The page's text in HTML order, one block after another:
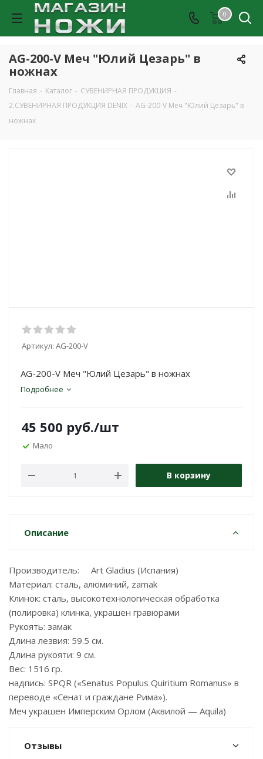
0
AG-200-V Меч "Юлий Цезарь" в
ножнах
Главная - Каталог - СУВЕНИРНАЯ ПРОДУКЦИЯ -
2.СУВЕНИРНАЯ ПРОДУКЦИЯ DENIX - AG-200-V Меч "Юлий Цезарь" в
ножнах
Артикул: AG-200-V
AG-200-V Меч "Юлий Цезарь" в ножнах
Подробнее
45 500 руб./шт
Мало
В корзину
Описание
Производитель: Art Gladius (Испания)
Материал: сталь, алюминий, zamak
Клинок: сталь, высокотехнологическая обработка
(полировка) клинка, украшен гравюрами
Рукоять: замак
Длина лезвия: 59.5 см.
Длина рукояти: 9 см.
Вес: 1516 гр.
надпись: SPQR («Senatus Populus Quiritium Romanus» в
переводе «Сенат и граждане Рима»).
Меч украшен Имперским Орлом (Аквилой — Aquila)
Отзывы